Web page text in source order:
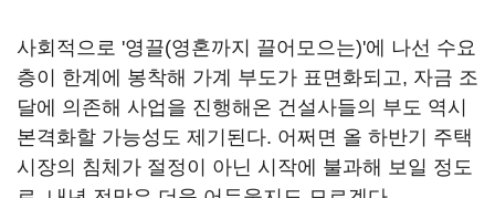
사회적으로 '영끌(영혼까지 끌어모으는)'에 나선 수요
층이 한계에 봉착해 가계 부도가 표면화되고, 자금 조
달에 의존해 사업을 진행해온 건설사들의 부도 역시
본격화할 가능성도 제기된다. 어쩌면 올 하반기 주택
시장의 침체가 절정이 아닌 시작에 불과해 보일 정도